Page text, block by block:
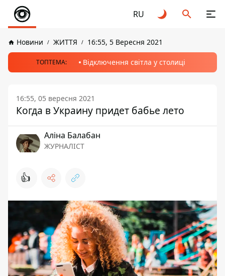
RU
Новини ЖИТТЯ 16:55, 5 Вересня 2021
ТОПТЕМА: Відключення світла у столиці
16:55, 05 вересня 2021
Когда в Украину придет бабье лето
Аліна Балабан
ЖУРНАЛІСТ
👍